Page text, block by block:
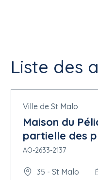
Liste des
Ville de St Malo
Maison du
partielle des
AO-2633-2137
35 - St Malo